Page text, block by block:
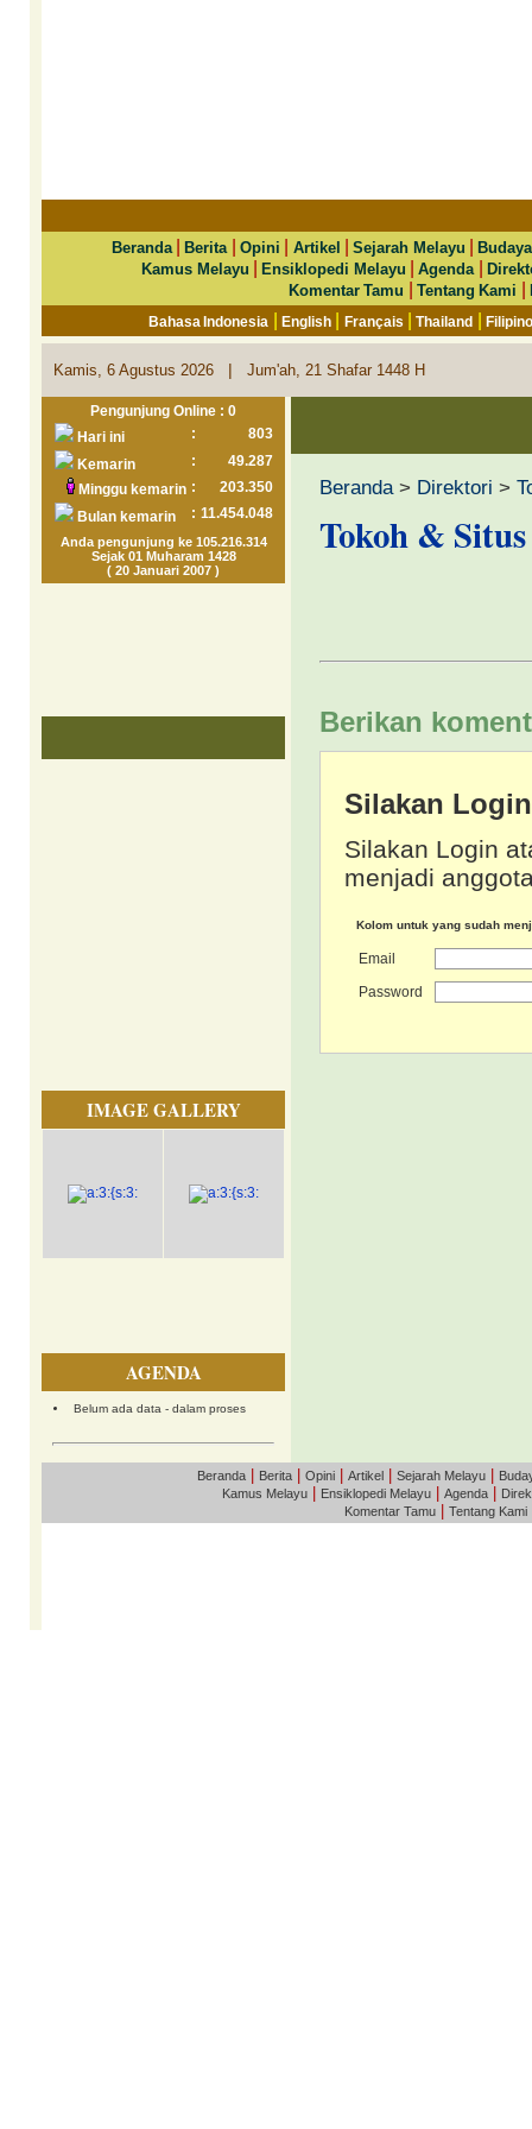
Beranda|Berita Opini Artikel |Sejarah Melayu |
Kamus Melayu
|Ensiklopedi Melayu |Agenda |
Komentar Tamu
|Tentang Kami |
Bahasa Indonesia |English Français |Thailand |
Kamis, 6 Agustus 2026 | Jum'ah, 21 Shafar 1448 H
Pengunjung Online : 0
Hari ini
:
803
Kemarin
:
49.287
Minggu kemarin :
203.350
Bulan kemarin
: 11.454.048
Anda pengunjung ke 105.216.314
Sejak 01 Muharam 1428
( 20 Januari 2007 )
IMAGE GALLERY
AGENDA
Belum ada data - dalam proses
Beranda> Direktori >
Tokoh &
Berikan
Silakan
Silakan Login
menjadi
Kolom untuk yang sudah
Email
Password
Beranda Berita Opini Artikel Sejarah Melayu
Kamus Melayu
Ensiklopedi Melayu Agenda
Komentar Tamu
Tentang Kami